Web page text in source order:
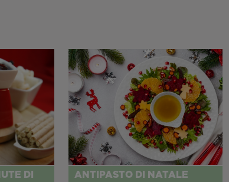
DI
ANTIPASTO DI NATALE